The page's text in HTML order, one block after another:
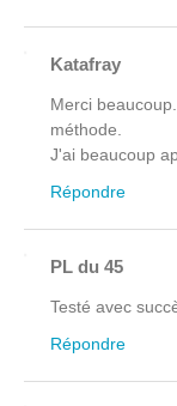
Katafray
Merci
méthode.
J'ai beaucoup
Répondre
PL du 45
Testé avec
Répondre